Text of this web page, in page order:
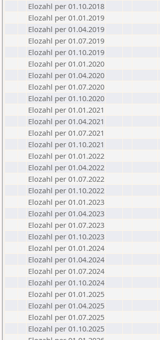
Elozahl per 01.10.2018
Elozahl per 01.01.2019
Elozahl per 01.04.2019
Elozahl per 01.07.2019
Elozahl per 01.10.2019
Elozahl per 01.01.2020
Elozahl per 01.04.2020
Elozahl per 01.07.2020
Elozahl per 01.10.2020
Elozahl per 01.01.2021
Elozahl per 01.04.2021
Elozahl per 01.07.2021
Elozahl per 01.10.2021
Elozahl per 01.01.2022
Elozahl per 01.04.2022
Elozahl per 01.07.2022
Elozahl per 01.10.2022
Elozahl per 01.01.2023
Elozahl per 01.04.2023
Elozahl per 01.07.2023
Elozahl per 01.10.2023
Elozahl per 01.01.2024
Elozahl per 01.04.2024
Elozahl per 01.07.2024
Elozahl per 01.10.2024
Elozahl per 01.01.2025
Elozahl per 01.04.2025
Elozahl per 01.07.2025
Elozahl per 01.10.2025